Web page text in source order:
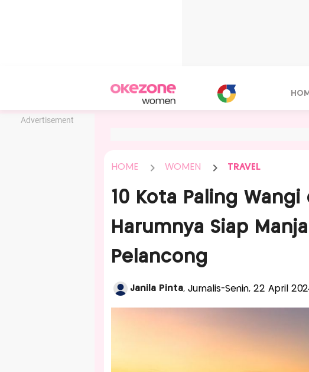
Advertisement
HOME WOMEN TRAVEL
10 Kota Paling
Harumnya Siap
Pelancong
Janila Pinta, Jurnalis-Senin, 22 April